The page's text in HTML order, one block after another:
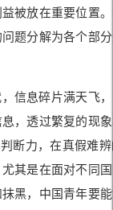
被放在重要位置
题分解为各个部
信息碎片满天飞
，透过繁复的现
断力，在真假难
其是在面对不同
黑，中国青年要